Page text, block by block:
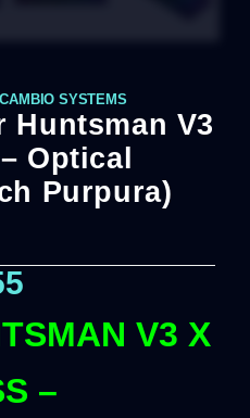
SYSTEMS
Huntsman V3
Optical
Purpura)
V3 X
–